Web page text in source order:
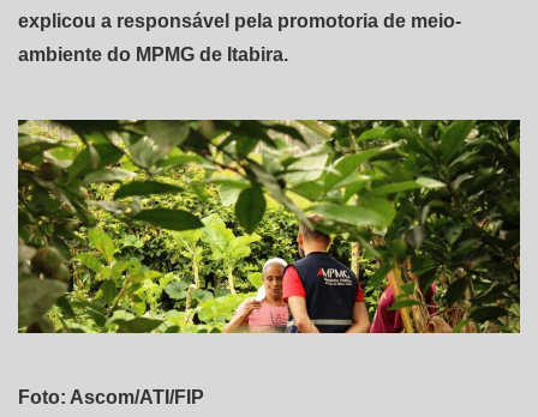
explicou a responsável pela promotoria de meio-
ambiente do MPMG de Itabira.
Foto: Ascom/ATI/FIP